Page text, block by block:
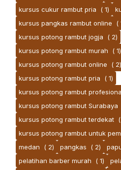
kursus cukur rambut pria
( 1)
kursus pangkas rambut online
(
kursus potong rambut jogja
( 2)
kursus potong rambut murah
( 1)
kursus potong rambut online
( 2)
kursus potong rambut pria
( 1)
kursus potong rambut
kursus potong rambut Surabaya
kursus potong rambut terdekat
kursus potong rambut untuk
medan
( 2) pangkas ( 2)
pelatihan barber murah
( 1)